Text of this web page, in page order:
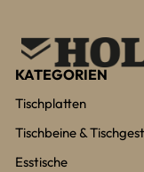
KATEGORIEN
Tischplatten
Tischbeine &
Esstische